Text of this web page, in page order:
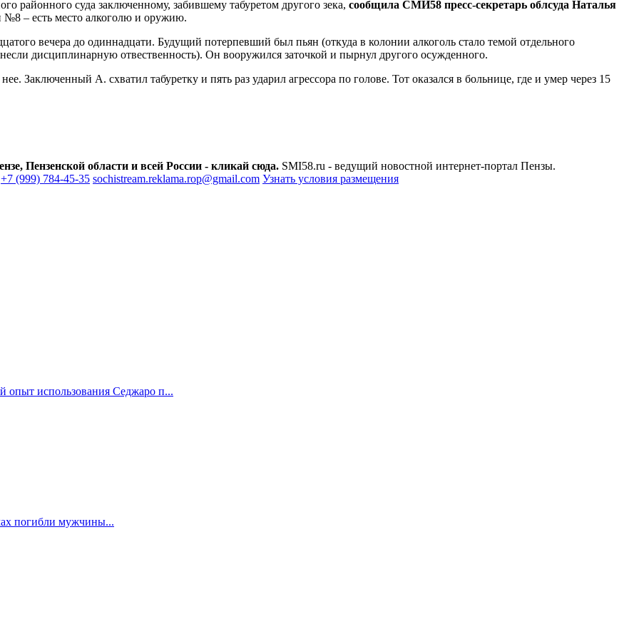
районного суда заключенному, забившему табуретом другого зека, сообщила СМИ58 пресс-секретарь облсуда Наталья
– есть место алкоголю и оружию.
вечера до одиннадцати. Будущий потерпевший был пьян (откуда в колонии алкоголь стало темой отдельного
дисциплинарную отвественность). Он вооружился заточкой и пырнул другого осужденного.
Заключенный А. схватил табуретку и пять раз ударил агрессора по голове. Тот оказался в больнице, где и умер через 15
Пензенской области и всей России - кликай сюда. SMI58.ru - ведущий новостной интернет-портал Пензы.
+7 (999) 784-45-35 sochistream.reklama.rop@gmail.com Узнать условия размещения
опыт использования Седжаро п...
погибли мужчины...